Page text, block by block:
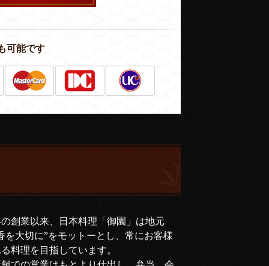
可能です
創業以来、日本料理「御園」は地元
を大切に”をモットーとし、常にお客様
料理を目指しています。